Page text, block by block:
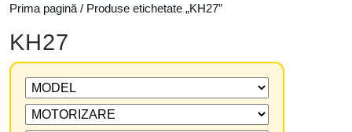
Prima pagină / Produse etichetate „KH27”
KH27